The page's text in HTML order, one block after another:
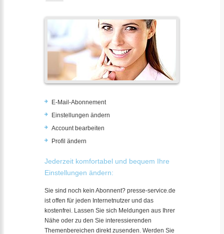
E-Mail-Abonnement
Einstellungen ändern
Account bearbeiten
Profil ändern
Jederzeit komfortabel und bequem Ihre
Einstellungen ändern:
Sie sind noch kein Abonnent? presse-service.de
ist offen für jeden Internetnutzer und das
kostenfrei. Lassen Sie sich Meldungen aus Ihrer
Nähe oder zu den Sie interessierenden
Themenbereichen direkt zusenden. Werden Sie